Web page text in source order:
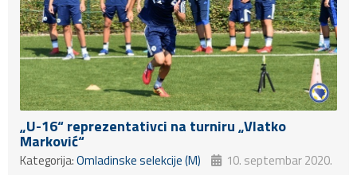
„U-16“ reprezentativci na turniru „Vlatko
Marković“
Kategorija:Omladinske selekcije (M)
10. septembar 2020.